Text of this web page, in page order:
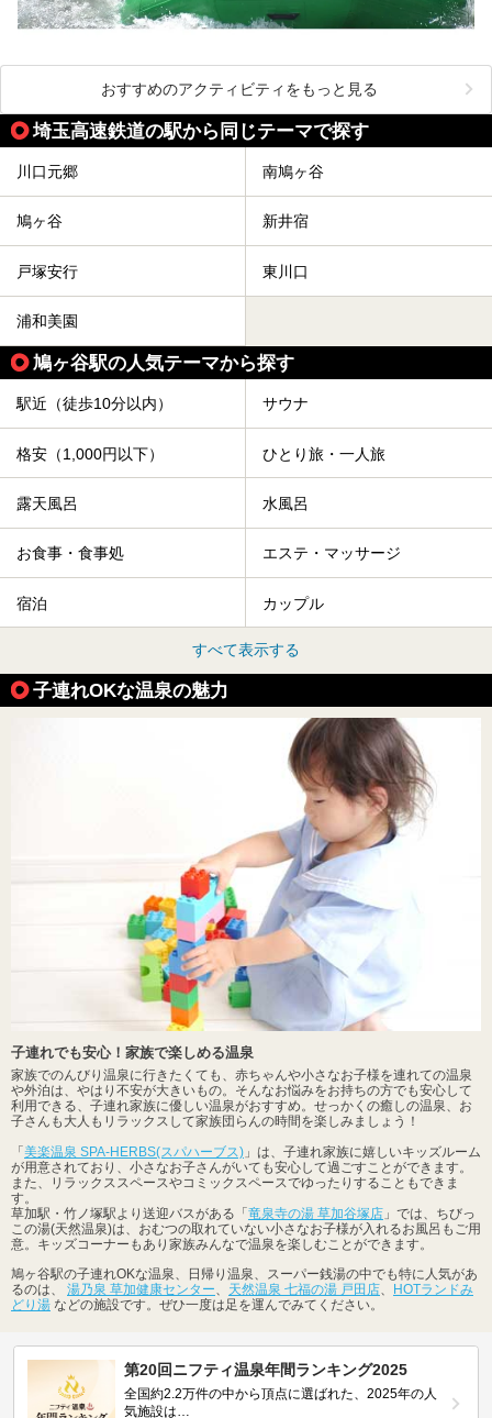
おすすめのアクティビティをもっと見る
埼玉高速鉄道の駅から同じテーマで探す
川口元郷 南鳩ヶ谷
鳩ヶ谷 新井宿
戸塚安行 東川口
浦和美園
鳩ヶ谷駅の人気テーマから探す
駅近（徒歩10分以内） サウナ
格安（1,000円以下） ひとり旅・一人旅
露天風呂 水風呂
お食事・食事処 エステ・マッサージ
宿泊 カップル
すべて表示する
子連れOKな温泉の魅力
子連れでも安心！家族で楽しめる温泉
家族でのんびり温泉に行きたくても、赤ちゃんや小さなお子様を連れての温泉
や外泊は、やはり不安が大きいもの。そんなお悩みをお持ちの方でも安心して
利用できる、子連れ家族に優しい温泉がおすすめ。せっかくの癒しの温泉、お
子さんも大人もリラックスして家族団らんの時間を楽しみましょう！
「 美楽温泉 SPA-HERBS(スパハーブス) 」は、子連れ家族に嬉しいキッズルーム
が用意されており、小さなお子さんがいても安心して過ごすことができます。
また、リラックススペースやコミックスペースでゆったりすることもできま
す。
草加駅・竹ノ塚駅より送迎バスがある「 竜泉寺の湯 草加谷塚店 」では、ちびっ
この湯(天然温泉)は、おむつの取れていない小さなお子様が入れるお風呂もご用
意。キッズコーナーもあり家族みんなで温泉を楽しむことができます。
鳩ヶ谷駅の子連れOKな温泉、日帰り温泉、スーパー銭湯の中でも特に人気があ
るのは、 湯乃泉 草加健康センター、 天然温泉 七福の湯 戸田店、
HOTランドみ
どり湯 などの施設です。ぜひ一度は足を運んでみてください。
第20回ニフティ温泉年間ランキング2025
全国約2.2万件の中から頂点に選ばれた、2025年の人
気施設は…